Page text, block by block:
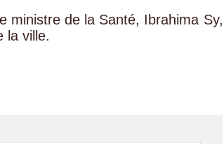
ministre de la Santé, Ibrahima Sy,
la ville.